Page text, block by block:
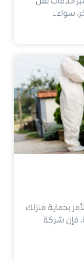
سواء…
بحماية منزلك
فإن شركة